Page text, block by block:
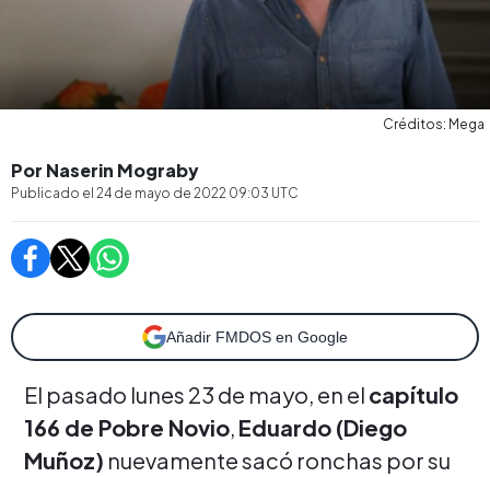
Créditos: Mega
Por Naserin Mograby
Publicado el 24 de mayo de 2022 09:03 UTC
Añadir FMDOS en Google
El pasado lunes 23 de mayo, en el capítulo
166 de Pobre Novio, Eduardo (Diego
Muñoz) nuevamente sacó ronchas por su